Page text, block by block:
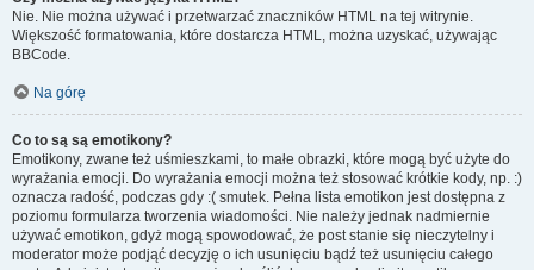
Nie. Nie można używać i przetwarzać znaczników HTML na tej witrynie.
Większość formatowania, które dostarcza HTML, można uzyskać, używając
BBCode.
Na górę
Co to są są emotikony?
Emotikony, zwane też uśmieszkami, to małe obrazki, które mogą być użyte do
wyrażania emocji. Do wyrażania emocji można też stosować krótkie kody, np. :)
oznacza radość, podczas gdy :( smutek. Pełna lista emotikon jest dostępna z
poziomu formularza tworzenia wiadomości. Nie należy jednak nadmiernie
używać emotikon, gdyż mogą spowodować, że post stanie się nieczytelny i
moderator może podjąć decyzję o ich usunięciu bądź też usunięciu całego